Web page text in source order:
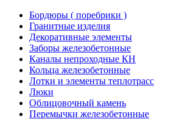
Бордюры ( поребрики )
Гранитные изделия
Декоративные элементы
Заборы железобетонные
Каналы непроходные КН
Кольца железобетонные
Лотки и элементы теплотрасс
Люки
Облицовочный камень
Перемычки железобетонные